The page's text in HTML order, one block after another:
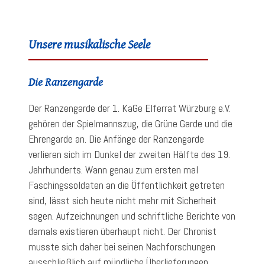
Unsere musikalische Seele
Die Ranzengarde
Der Ranzengarde der 1. KaGe Elferrat Würzburg e.V.
gehören der Spielmannszug, die Grüne Garde und die
Ehrengarde an. Die Anfänge der Ranzengarde
verlieren sich im Dunkel der zweiten Hälfte des 19.
Jahrhunderts. Wann genau zum ersten mal
Faschingssoldaten an die Öffentlichkeit getreten
sind, lässt sich heute nicht mehr mit Sicherheit
sagen. Aufzeichnungen und schriftliche Berichte von
damals existieren überhaupt nicht. Der Chronist
musste sich daher bei seinen Nachforschungen